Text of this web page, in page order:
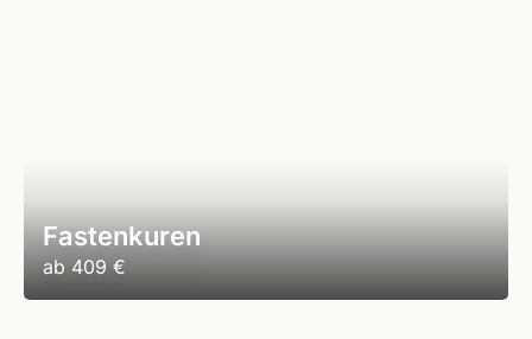
Fastenkuren
ab 409 €